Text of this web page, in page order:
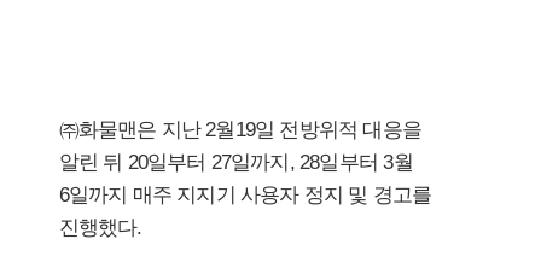
㈜화물맨은 지난 2월19일 전방위적 대응을
알린 뒤 20일부터 27일까지, 28일부터 3월
6일까지 매주 지지기 사용자 정지 및 경고를
진행했다.